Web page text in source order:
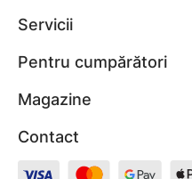
Servicii
Pentru cumpărători
Magazine
Contact